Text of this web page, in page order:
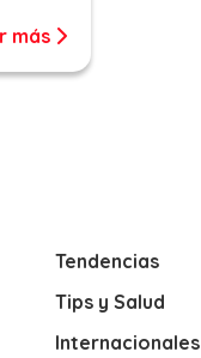
más
Tendencias
Tips y Salud
Internacionales